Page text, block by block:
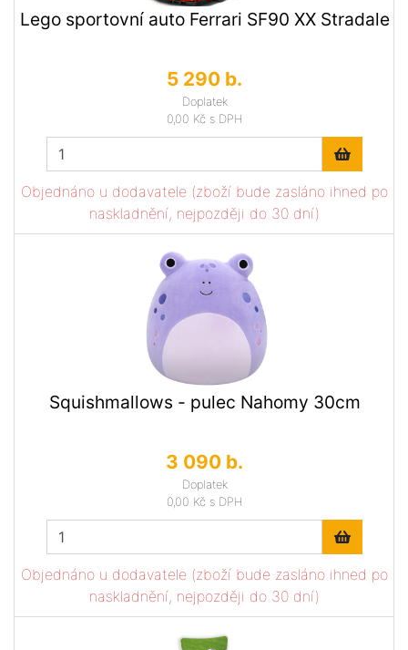
Lego sportovní auto Ferrari SF90 XX Stradale
5 290 b.
Doplatek
0,00 Kč s DPH
Objednáno u dodavatele (zboží bude zasláno ihned po
naskladnění, nejpozději do 30 dní)
Squishmallows - pulec Nahomy 30cm
3 090 b.
Doplatek
0,00 Kč s DPH
Objednáno u dodavatele (zboží bude zasláno ihned po
naskladnění, nejpozději do 30 dní)